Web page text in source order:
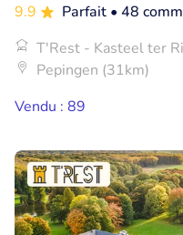
9.9 Parfait • 48
T'Rest - Kasteel ter
Pepingen (31km)
Vendu : 89